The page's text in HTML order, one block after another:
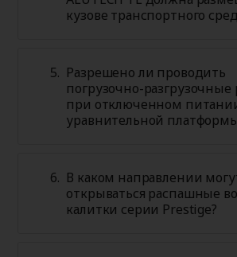
кузове транспортного
Разрешено ли проводить
погрузочно-разгрузочные
при отключенном
уравнительной
В каком направлении
открываться распашные
калитки серии Prestige?